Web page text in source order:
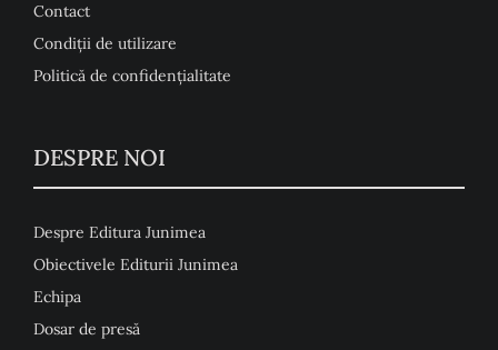
Contact
Condiţii de utilizare
Politică de confidențialitate
DESPRE NOI
Despre Editura Junimea
Obiectivele Editurii Junimea
Echipa
Dosar de presă